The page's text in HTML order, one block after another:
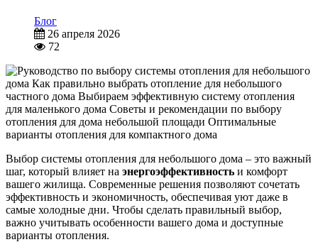
Блог
26 апреля 2026
72
Выбор системы отопления для небольшого дома – это важный
шаг, который влияет на энергоэффективность и комфорт
вашего жилища. Современные решения позволяют сочетать
эффективность и экономичность, обеспечивая уют даже в
самые холодные дни. Чтобы сделать правильный выбор,
важно учитывать особенности вашего дома и доступные
варианты отопления.